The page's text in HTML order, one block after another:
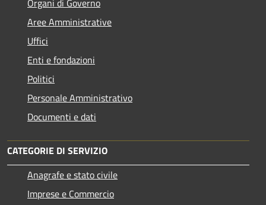
Organi di Governo
Aree Amministrative
Uffici
Enti e fondazioni
Politici
Personale Amministrativo
Documenti e dati
CATEGORIE DI SERVIZIO
Anagrafe e stato civile
Imprese e Commercio